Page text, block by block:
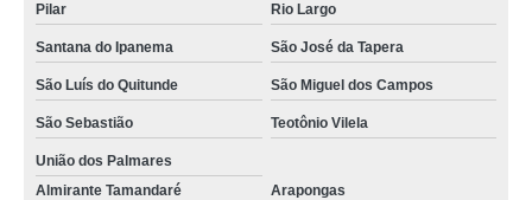
Pilar Rio Largo
Santana do Ipanema São José da Tapera
São Luís do Quitunde São Miguel dos Campos
São Sebastião Teotônio Vilela
União dos Palmares
Almirante Tamandaré
Arapongas